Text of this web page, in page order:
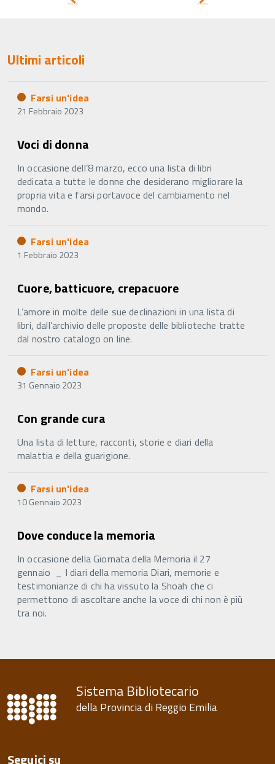
Ultimi articoli
Farsi un'idea
21 Febbraio 2023
Voci di donna
In occasione dell’8 marzo, ecco una lista di libri
dedicata a tutte le donne che desiderano migliorare la
propria vita e farsi portavoce del cambiamento nel
mondo.
Farsi un'idea
1 Febbraio 2023
Cuore, batticuore, crepacuore
L’amore in molte delle sue declinazioni in una lista di
libri, dall’archivio delle proposte delle biblioteche tratte
dal nostro catalogo on line.
Farsi un'idea
31 Gennaio 2023
Con grande cura
Una lista di letture, racconti, storie e diari della
malattia e della guarigione.
Farsi un'idea
10 Gennaio 2023
Dove conduce la memoria
In occasione della Giornata della Memoria il 27
gennaio _ I diari della memoria Diari, memorie e
testimonianze di chi ha vissuto la Shoah che ci
permettono di ascoltare anche la voce di chi non è più
tra noi.
Sistema Bibliotecario
della Provincia di Reggio Emilia
Seguici su